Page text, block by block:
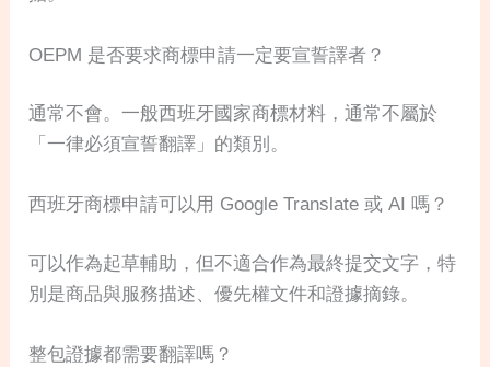
OEPM 是否要求商標申請一定要宣誓譯者？
通常不會。一般西班牙國家商標材料，通常不屬於
「一律必須宣誓翻譯」的類別。
西班牙商標申請可以用 Google Translate 或 AI 嗎？
可以作為起草輔助，但不適合作為最終提交文字，特
別是商品與服務描述、優先權文件和證據摘錄。
整包證據都需要翻譯嗎？